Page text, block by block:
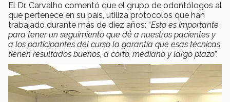
El Dr. Carvalho comentó que el grupo de odontólogos al
que pertenece en su país, utiliza protocolos que han
trabajado durante más de diez años: “Esto es importante
para tener un seguimiento que dé a nuestros pacientes y
a los participantes del curso la garantía que esas técnicas
tienen resultados buenos, a corto, mediano y largo plazo”.